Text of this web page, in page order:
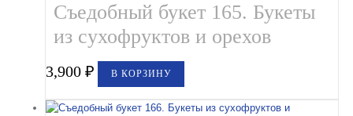
Съедобный букет 165. Букеты
из сухофруктов и орехов
3,900₽ В КОРЗИНУ